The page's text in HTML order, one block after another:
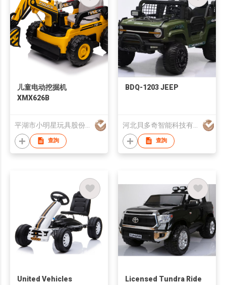
儿童电动挖掘机
XMX626B
平湖市小明星玩具股份有限公司
查詢
BDQ-1203 JEEP
查詢
United Vehicles
Licensed Tundra Ride